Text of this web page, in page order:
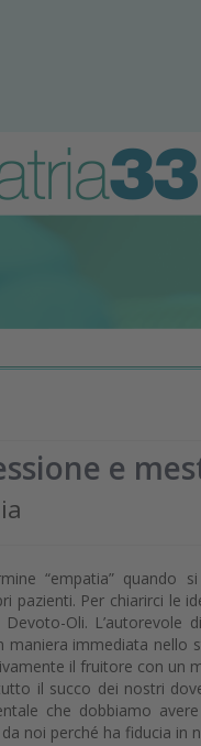
e
“empatia” quando
pazienti. Per chiarirci le
Oli. L’autorevole
maniera immediata nello
il fruitore con un
il succo dei nostri
che dobbiamo
da noi perché ha fiducia